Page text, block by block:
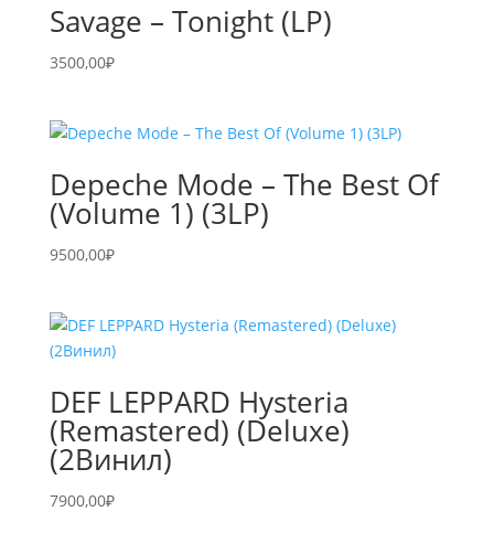
Savage – Tonight (LP)
3500,00₽
Depeche Mode – The Best Of
(Volume 1) (3LP)
9500,00₽
DEF LEPPARD Hysteria
(Remastered) (Deluxe)
(2Винил)
7900,00₽